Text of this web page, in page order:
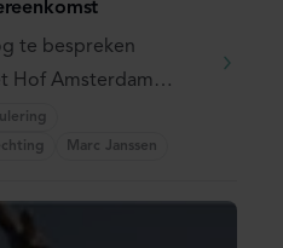
te bespreken
Hof Amsterdam
Marc Janssen